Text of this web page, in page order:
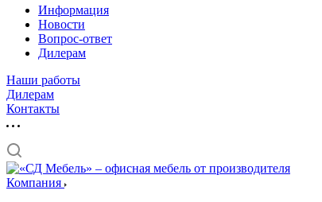
Информация
Новости
Вопрос-ответ
Дилерам
Наши работы
Дилерам
Контакты
Компания